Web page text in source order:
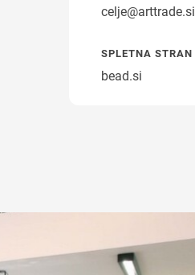
celje@arttrade.si
SPLETNA STRAN
bead.si